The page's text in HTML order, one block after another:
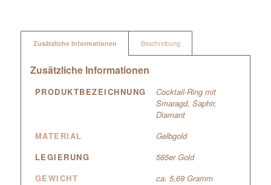
Zusätzliche Informationen Beschreibung
Zusätzliche Informationen
PRODUKTBEZEICHNUNG
Cocktail-Ring mit
Smaragd, Saphir,
Diamant
MATERIAL
Gelbgold
LEGIERUNG
585er Gold
GEWICHT
ca. 5,69 Gramm